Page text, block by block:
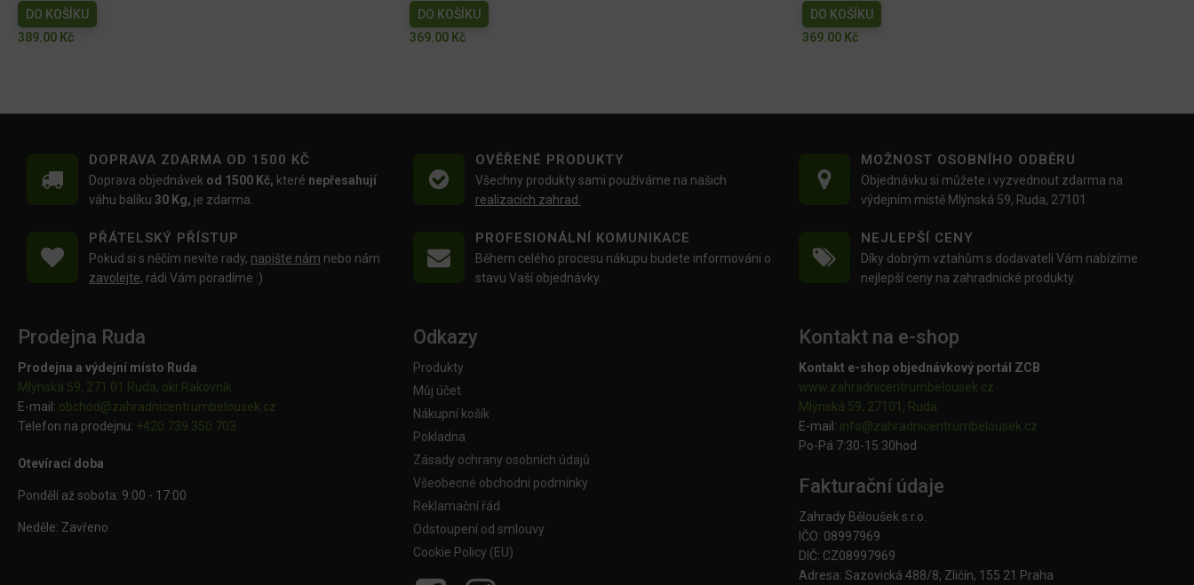
DO KOŠÍKU
389.00 Kč
DO KOŠÍKU
369.00 Kč
DO KOŠÍKU
369.00 Kč
DOPRAVA ZDARMA OD 1500 KČ
Doprava objednávek od 1500 Kč, které nepřesahují
váhu balíku30 Kg, je zdarma.
OVĚŘENÉ PRODUKTY
Všechny produkty sami používáme na našich
realizacích zahrad.
MOŽNOST OSOBNÍHO ODBĚRU
Objednávku si můžete i vyzvednout zdarma na
výdejním místě Mlýnská 59, Ruda, 27101
PŘÁTELSKÝ PŘÍSTUP
Pokud si s něčím nevíte rady, napište nám nebo nám
zavolejte, rádi Vám poradíme :)
PROFESIONÁLNÍ KOMUNIKACE
Během celého procesu nákupu budete informováni o
stavu Vaší objednávky.
NEJLEPŠÍ CENY
Díky dobrým vztahům s dodavateli Vám nabízíme
nejlepší ceny na zahradnické produkty.
Prodejna Ruda
Prodejna a výdejní místo Ruda
Mlýnská 59, 271 01 Ruda, okr.Rakovník
E-mail: obchod@zahradnicentrumbelousek.cz
Telefon na prodejnu: +420 739 350 703
Otevírací doba
Pondělí až sobota: 9:00 - 17:00
Neděle: Zavřeno
Odkazy
Produkty
Můj účet
Nákupní košík
Pokladna
Zásady ochrany osobních údajů
Všeobecné obchodní podmínky
Reklamační řád
Odstoupení od smlouvy
Cookie Policy (EU)
Kontakt na e-shop
Kontakt e-shop objednávkový portál ZCB
www.zahradnicentrumbelousek.cz
Mlýnská 59, 27101, Ruda
E-mail: info@zahradnicentrumbelousek. cz
Po-Pá 7:30-15:30hod
Fakturační údaje
Zahrady Běloušek s.r.o.
IČO: 08997969
DIČ: CZ08997969
Adresa: Sazovická 488/8, Zličín, 155 21 Praha